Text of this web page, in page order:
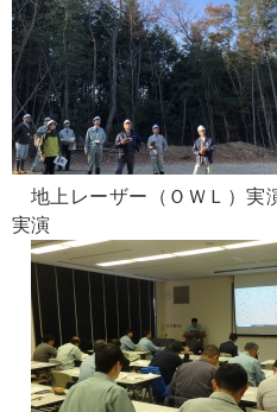
地上レーザー（Ｏ
実演